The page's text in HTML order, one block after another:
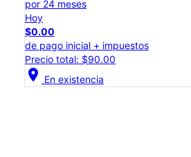
por 24 meses
Hoy
$0.00
de pago inicial + impuestos
Precio total: $90.00
location_on En existencia